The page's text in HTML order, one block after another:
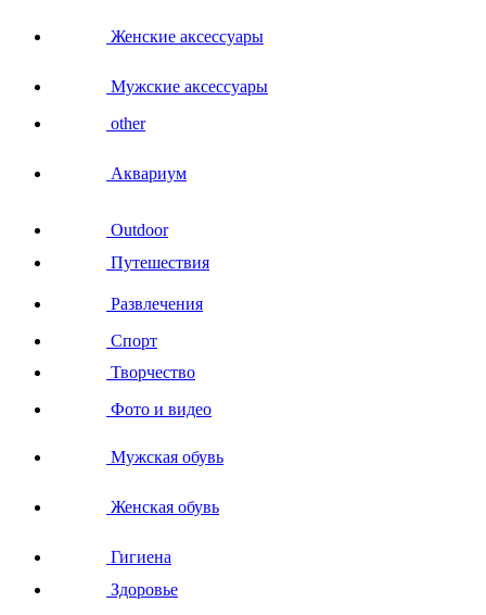
Женские аксессуары
Мужские аксессуары
other
Аквариум
Outdoor
Путешествия
Развлечения
Спорт
Творчество
Фото и видео
Мужская обувь
Женская обувь
Гигиена
Здоровье